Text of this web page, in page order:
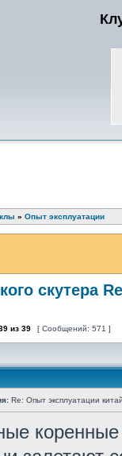
» Опыт эксплуатации
скутера
из 39 [ Сообщений: 571 ]
Re: Опыт эксплуатации